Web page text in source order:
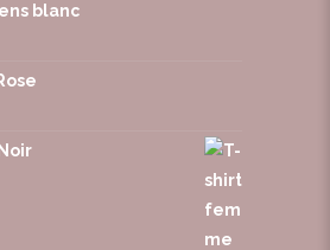
blanc